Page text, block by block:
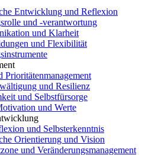
Entwicklung und Reflexion
und -verantwortung
und Klarheit
und Flexibilität
Prioritätenmanagement
und Resilienz
und Selbstfürsorge
und Werte
und Selbsterkenntnis
Orientierung und Vision
und Veränderungsmanagement